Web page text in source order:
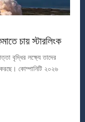
চায় স্টারলিংক
বৃদ্ধির লক্ষ্যে তাদের
করছে। কোম্পানিটি ২০২৬